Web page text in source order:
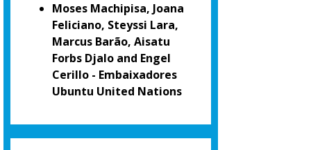
Moses Machipisa, Joana
Feliciano, Steyssi Lara,
Marcus Barão, Aisatu
Forbs Djalo and Engel
Cerillo - Embaixadores
Ubuntu United Nations